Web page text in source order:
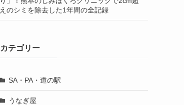
えのシミを除去した1年間の全記録
カテゴリー
SA・PA・道の駅
うなぎ屋